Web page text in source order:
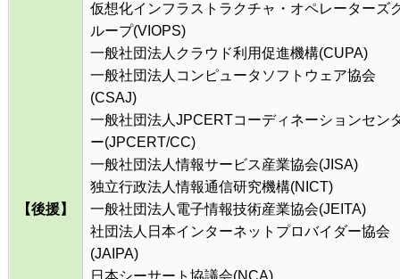
【後援】
仮想化インフラストラクチャ・オペレーターズ
ループ(VIOPS)
一般社団法人クラウド利用促進機構(CUPA)
一般社団法人コンピュータソフトウェア協会
(CSAJ)
一般社団法人JPCERTコーディネーションセン
ー(JPCERT/CC)
一般社団法人情報サービス産業協会(JISA)
独立行政法人情報通信研究機構(NICT)
一般社団法人電子情報技術産業協会(JEITA)
社団法人日本インターネットプロバイダー協会
(JAIPA)